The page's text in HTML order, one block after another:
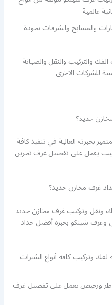
عالمية
والمسابح والشرفات بجودة
والتركيب والنقل والصيانة
للشركات الاخرى
حديد؟
بخبرته العالية في تنفيذ كافة
حيث يعمل على تفصيل غرف تخزين
غرف مخازن حديد؟
ونقل وتركيب غرف مخازن حديد
وغرف شينكو بخبرة أفضل حداد
لفك وتركيب كافة أنواع الشبرات
ورخيص يعمل على تفصيل غرف